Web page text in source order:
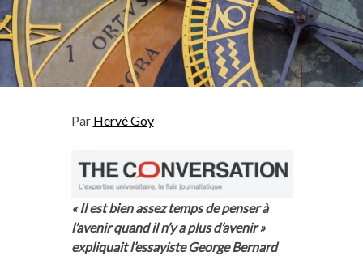
Par Hervé Goy
« Il est bien assez temps de penser à
l’avenir quand il n’y a plus d’avenir »
expliquait l’essayiste George Bernard